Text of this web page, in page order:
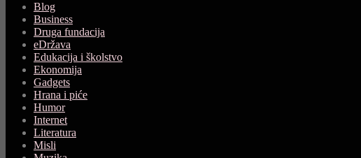
Blog
Business
Druga fundacija
eDržava
Edukacija i školstvo
Ekonomija
Gadgets
Hrana i piće
Humor
Internet
Literatura
Misli